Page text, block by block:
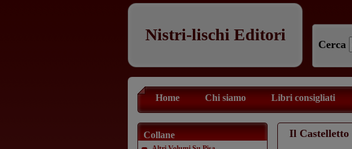
Nistri-lischi Editori
Cerca
Home Chi siamo Libri consigliati
Collane Il Castelletto